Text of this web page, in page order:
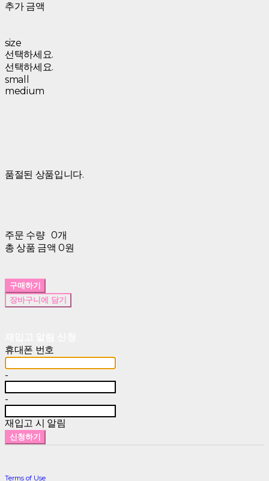
추가 금액
size
선택하세요.
선택하세요.
small
medium
품절된 상품입니다.
주문 수량 0개
총 상품 금액 0원
구매하기
장바구니에 담기
휴대폰 번호
-
-
재입고 시 알림
신청하기
Terms of Use